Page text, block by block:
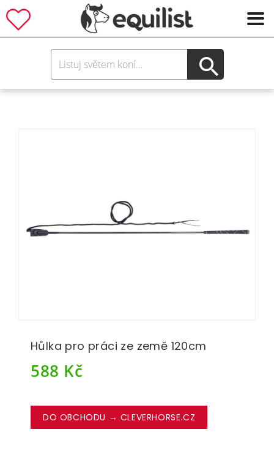
Hůlka pro práci ze země 120cm
588 Kč
DO OBCHODU → CLEVERHORSE.CZ